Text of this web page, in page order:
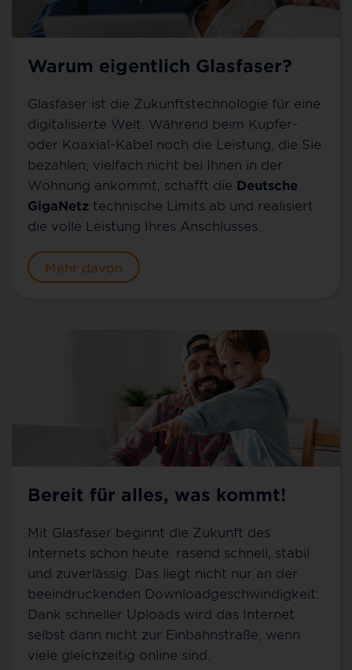
Warum eigentlich Glasfaser?
Glasfaser ist die Zukunftstechnologie für eine
digitalisierte Welt. Während beim Kupfer-
oder Koaxial-Kabel noch die Leistung, die Sie
bezahlen, vielfach nicht bei Ihnen in der
Wohnung ankommt, schafft die Deutsche
GigaNetz technische Limits ab und realisiert
die volle Leistung Ihres Anschlusses.
Mehr davon
Bereit für alles, was kommt!
Mit Glasfaser beginnt die Zukunft des
Internets schon heute: rasend schnell, stabil
und zuverlässig. Das liegt nicht nur an der
beeindruckenden Downloadgeschwindigkeit:
Dank schneller Uploads wird das Internet
selbst dann nicht zur Einbahnstraße, wenn
viele gleichzeitig online sind.